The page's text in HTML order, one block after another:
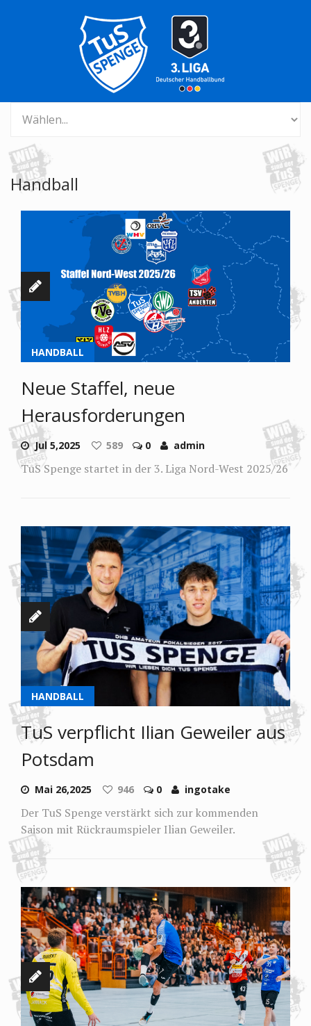
Handball
HANDBALL
Neue Staffel, neue
Herausforderungen
Jul 5,2025 589 0 admin
TuS Spenge startet in der 3. Liga Nord-West 2025/26
HANDBALL
TuS verpflicht Ilian Geweiler aus
Potsdam
Mai 26,2025 946 0 ingotake
Der TuS Spenge verstärkt sich zur kommenden
Saison mit Rückraumspieler Ilian Geweiler.